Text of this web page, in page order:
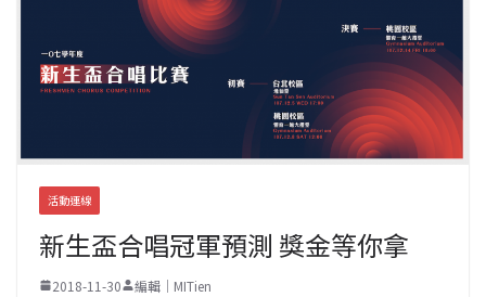
活動連線
新生盃合唱冠軍預測 獎金等你拿
2018-11-30
編輯｜MITien